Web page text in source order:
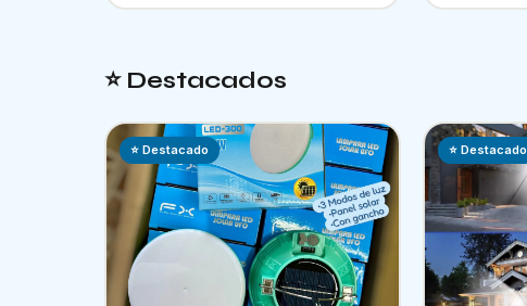
⭐ Destacados
⭐ Destacado ⭐ Destacado